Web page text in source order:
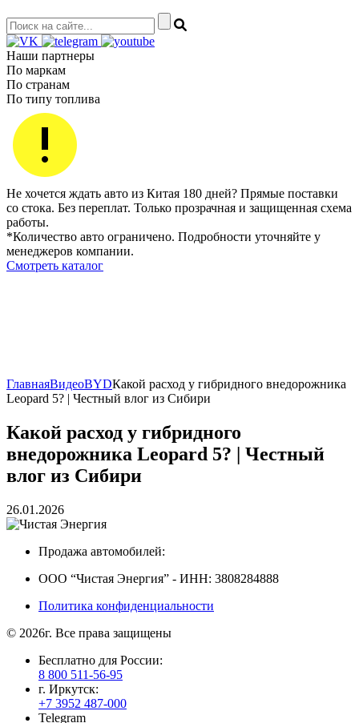
Наши партнеры
По маркам
По странам
По типу топлива
Не хочется ждать авто из Китая 180 дней? Прямые поставки
со стока. Без переплат. Только прозрачная и защищенная схема
работы.
*Количество авто ограничено. Подробности уточняйте у
менеджеров компании.
Смотреть каталог
ГлавнаяВидеоBYDКакой расход у гибридного внедорожника
Leopard 5? | Честный влог из Сибири
Какой расход у гибридного
внедорожника Leopard 5? | Честный
влог из Сибири
26.01.2026
Продажа автомобилей:
ООО “Чистая Энергия” - ИНН: 3808284888
Политика конфиденциальности
© 2026г. Все права защищены
Бесплатно для России:
8 800 511-56-95
г. Иркутск:
+7 3952 487-000
Telegram